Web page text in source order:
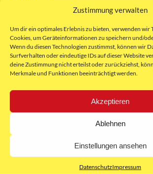
Zustimmung verwalten
Um dir ein optimales Erlebnis zu bieten, verwenden wir
Cookies, um Geräteinformationen zu speichern und/
Wenn du diesen Technologien zustimmst, können wir
Surfverhalten oder eindeutige IDs auf dieser Website
deine Zustimmung nicht erteilst oder zurückziehst,
Merkmale und Funktionen beeinträchtigt werden.
Akzeptieren
Ablehnen
Einstellungen ansehen
DatenschutzImpressum
Sie erreichen uns unter:
kontakt@freielokale-graz.at
Website by Rubikon Werbeagentur
GmbH
Über uns
Impressum
AGB
Datenschutz
E-Mail